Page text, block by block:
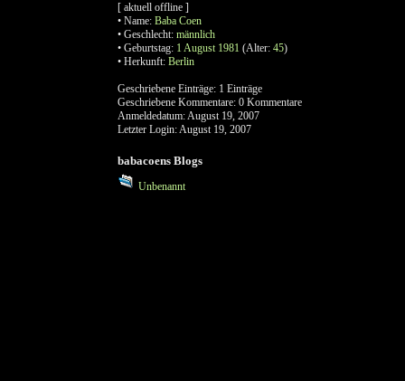
[ aktuell offline ]
• Name: Baba Coen
• Geschlecht: männlich
• Geburtstag: 1 August 1981 (Alter: 45)
• Herkunft: Berlin
Geschriebene Einträge: 1 Einträge
Geschriebene Kommentare: 0 Kommentare
Anmeldedatum:August 19, 2007
Letzter Login:August 19, 2007
babacoens Blogs
Unbenannt